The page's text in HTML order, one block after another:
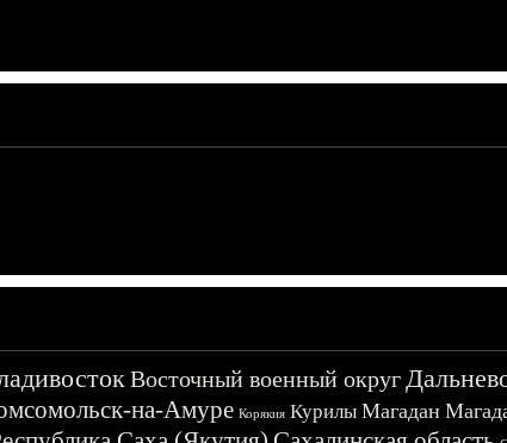
Восточный военный округ
на-Амуре Корякия Курилы Магадан